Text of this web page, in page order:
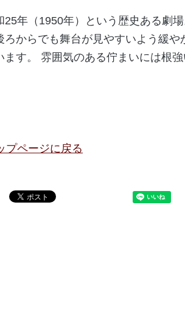
25年（1950年）という歴史ある劇
ろからでも舞台が見やすいよう緩や
ます。 雰囲気のある佇まいには根
プページに戻る